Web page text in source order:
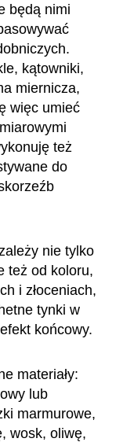
będą nimi
kątowniki,
miernicza,
więc umieć
też
do
nie tylko
też od koloru,
i złoceniach,
tynki w
końcowy.
materiały:
lub
marmurowe,
wosk, oliwę,